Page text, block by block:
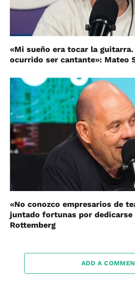
«Mi sueño era tocar la guitarra.
ocurrido ser cantante»: Mateo
«No conozco empresarios de
juntado fortunas por dedicarse
Rottemberg
ADD A